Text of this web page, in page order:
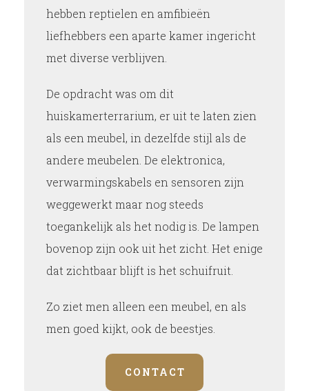
hebben reptielen en amfibieën
liefhebbers een aparte kamer ingericht
met diverse verblijven.
De opdracht was om dit
huiskamerterrarium, er uit te laten zien
als een meubel, in dezelfde stijl als de
andere meubelen. De elektronica,
verwarmingskabels en sensoren zijn
weggewerkt maar nog steeds
toegankelijk als het nodig is. De lampen
bovenop zijn ook uit het zicht. Het enige
dat zichtbaar blijft is het schuifruit.
Zo ziet men alleen een meubel, en als
men goed kijkt, ook de beestjes.
CONTACT